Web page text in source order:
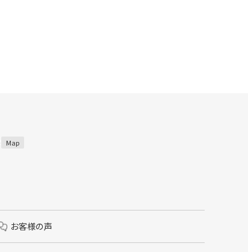
Map
お客様の声